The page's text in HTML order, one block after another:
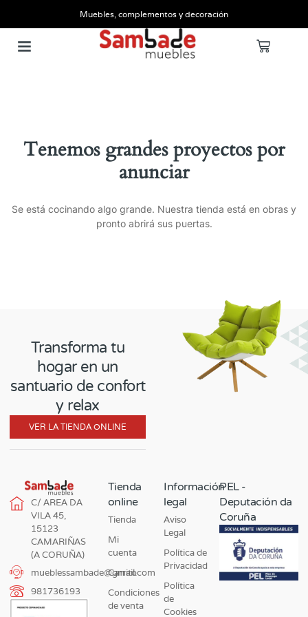
Muebles, complementos y decoración
Tenemos grandes proyectos por
anunciar
Se está cocinando algo grande. Nuestra tienda está en obras y
pronto abrirá sus puertas.
Transforma tu
hogar en un
santuario de confort
y relax
VER LA TIENDA ONLINE
C/ AREA DA
VILA 45,
15123
CAMARIÑAS
(A CORUÑA)
mueblessambade@gmail.com
981736193
Tienda
online
Tienda
Mi
cuenta
Carrito
Condiciones
de venta
Información
legal
Aviso
Legal
Política de
Privacidad
Política
de
Cookies
PEL -
Deputación da
Coruña